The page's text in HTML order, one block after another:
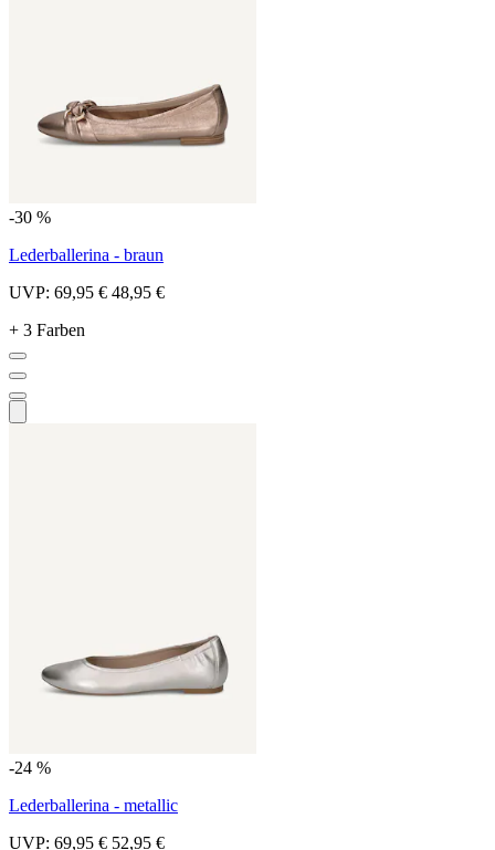
-30 %
Lederballerina - braun
UVP: 69,95 € 48,95 €
+ 3 Farben
-24 %
Lederballerina - metallic
UVP: 69,95 € 52,95 €